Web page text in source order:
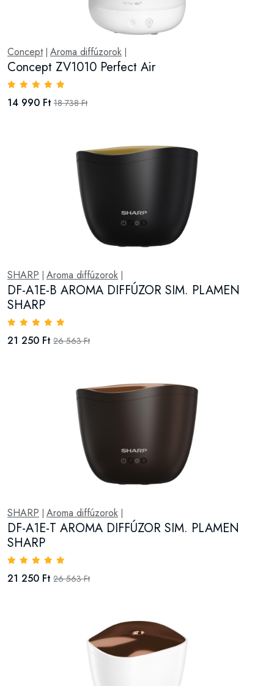
Concept| Aroma diffúzorok
Concept ZV1010 Perfect Air
14 990 Ft 18 738 Ft
SHARP Aroma diffúzorok
DF-A1E-B AROMA DIFFÚZOR SIM. PLAMEN
SHARP
21 250 Ft 26 563 Ft
SHARP Aroma diffúzorok
DF-A1E-T AROMA DIFFÚZOR SIM. PLAMEN
SHARP
21 250 Ft 26 563 Ft